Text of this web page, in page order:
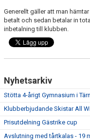
Generellt gäller att man
betalt och sedan betalar in
inbetalning till klubben.
Nyhetsarkiv
Stötta 4-årigt Gymnasium i
Klubberbjudande Skistar All
Prisutdelning Gästrike cup
Avslutning med tårtkalas - 19